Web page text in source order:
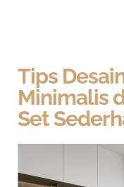
Tips
Minimalis
Set